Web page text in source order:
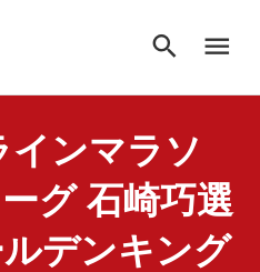
search menu
インマラソ
グ 石崎巧選
デンキング